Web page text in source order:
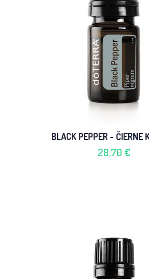
BLACK PEPPER - ČIERNE
28,70 €